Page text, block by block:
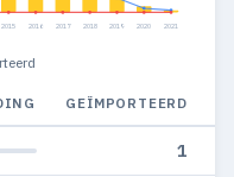
2015 2016 2017 2018 2019 2020 2021
GEÏMPORTEERD
1